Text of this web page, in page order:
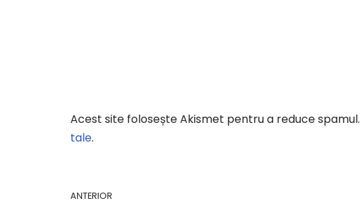
Acest site folosește Akismet pentru a reduce spamul.
tale.
ANTERIOR